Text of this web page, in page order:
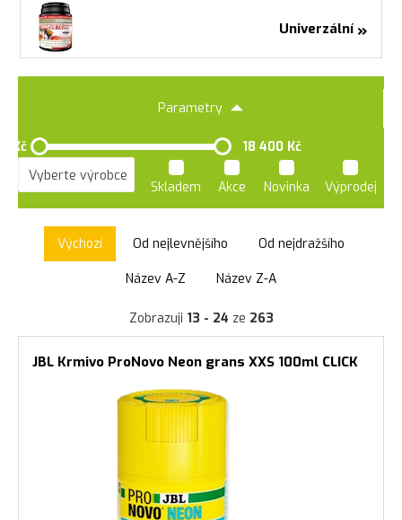
Univerzální »
Parametry
0 Kč 18 400 Kč
Skladem Akce Novinka Výprodej
Výchozí Od nejlevnějšího Od nejdražšího
Název A-Z Název Z-A
Zobrazuji 13 - 24 ze 263
JBL Krmivo ProNovo Neon grans XXS 100ml CLICK